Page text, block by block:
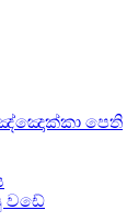
මඤ්ඤොක්කා පෙති
වඩේ